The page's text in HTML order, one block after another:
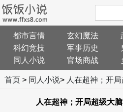
都市言情 玄幻魔法
科幻竞技
军事历史
同人小说
官场商战
首页> 同人小说> 人在超神；开
人在超神；开局超级大